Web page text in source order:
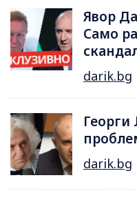
Явор
Само
darik.bg
Георги
darik.bg